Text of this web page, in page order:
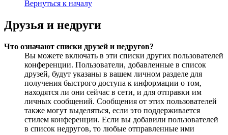
Вернуться к началу
Друзья и недруги
Что означают списки друзей и недругов?
Вы можете включать в эти списки других пользователей
конференции. Пользователи, добавленные в список
друзей, будут указаны в вашем личном разделе для
получения быстрого доступа к информации о том,
находятся ли они сейчас в сети, и для отправки им
личных сообщений. Сообщения от этих пользователей
также могут выделяться, если это поддерживается
стилем конференции. Если вы добавили пользователей
в список недругов, то любые отправленные ими